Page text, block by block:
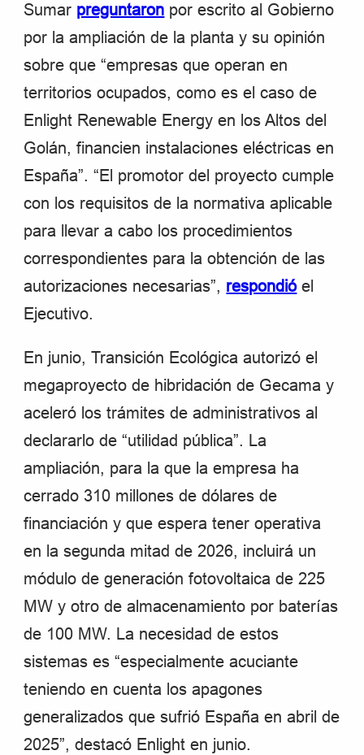
Sumar preguntaron por escrito al Gobierno
por la ampliación de la planta y su opinión
sobre que “empresas que operan en
territorios ocupados, como es el caso de
Enlight Renewable Energy en los Altos del
Golán, financien instalaciones eléctricas en
España”. “El promotor del proyecto cumple
con los requisitos de la normativa aplicable
para llevar a cabo los procedimientos
correspondientes para la obtención de las
autorizaciones necesarias”, respondióel
Ejecutivo.
En junio, Transición Ecológica autorizó el
megaproyecto de hibridación de Gecama y
aceleró los trámites de administrativos al
declararlo de “utilidad pública”. La
ampliación, para la que la empresa ha
cerrado 310 millones de dólares de
financiación y que espera tener operativa
en la segunda mitad de 2026, incluirá un
módulo de generación fotovoltaica de 225
MW y otro de almacenamiento por baterías
de 100 MW. La necesidad de estos
sistemas es “especialmente acuciante
teniendo en cuenta los apagones
generalizados que sufrió España en abril de
2025”, destacó Enlight en junio.